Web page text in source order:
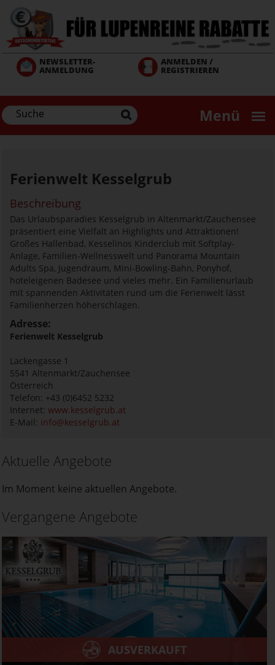
zum
Inhalt
NEWSLETTER-
ANMELDUNG
ANMELDEN /
REGISTRIEREN
Menü
Ferienwelt Kesselgrub
Beschreibung
Das Urlaubsparadies Kesselgrub in Altenmarkt/Zauchensee
präsentiert eine Vielfalt an Highlights und Attraktionen!
Großes Hallenbad, Kesselinos Kinderclub mit Softplay-
Anlage, Familien-Wellnesswelt und Panorama Mountain
Adults Spa, Jugendraum, Mini-Bowling-Bahn, Ponyhof,
hoteleigenen Badesee und vieles mehr. Ein Familienurlaub
mit spannenden Aktivitäten rund um die Ferienwelt lässt
Familienherzen höherschlagen.
Adresse:
Ferienwelt Kesselgrub
Lackengasse 1
5541 Altenmarkt/Zauchensee
Österreich
Telefon: +43 (0)6452 5232
Internet: www.kesselgrub.at
E-Mail: info@kesselgrub.at
Aktuelle Angebote
Im Moment keine aktuellen Angebote.
Vergangene Angebote
AUSVERKAUFT